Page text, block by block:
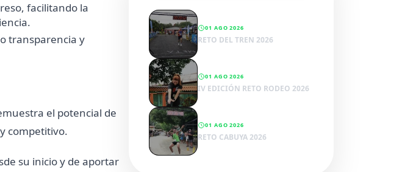
facilitando la
transparencia y
el potencial de
competitivo.
su inicio y de aportar
01 AGO 2026
RETO DEL TREN 2026
01 AGO 2026
IV EDICIÓN RETO RODEO 2026
01 AGO 2026
RETO CABUYA 2026